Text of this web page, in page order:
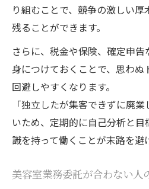
り組むことで、競争の激しい
残ることができます。
さらに、税金や保険、確定申
身につけておくことで、思わぬ
回避しやすくなります。
「独立したが集客できずに廃
いため、定期的に自己分析と
識を持って働くことが末路を避
美容室業務委託が合わない人